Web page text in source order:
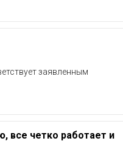
заявленным
все четко работает и